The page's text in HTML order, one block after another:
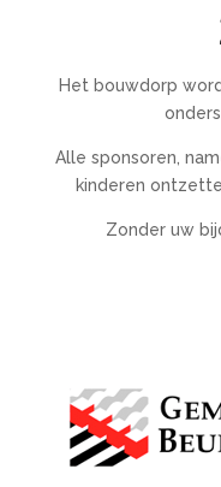
Het bouwdorp
Alle sponsoren,
kinderen
Zonder uw